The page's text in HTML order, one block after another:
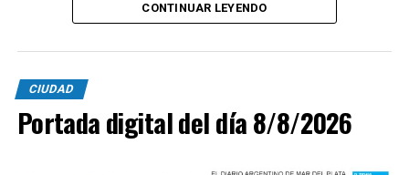
CONTINUAR LEYENDO
CIUDAD
Portada digital del día 8/8/2026